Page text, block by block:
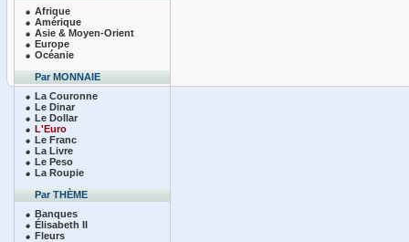
Afrique
Amérique
Asie & Moyen-Orient
Europe
Océanie
Par MONNAIE
La Couronne
Le Dinar
Le Dollar
L'Euro
Le Franc
La Livre
Le Peso
La Roupie
Par THÈME
Banques
Élisabeth II
Fleurs